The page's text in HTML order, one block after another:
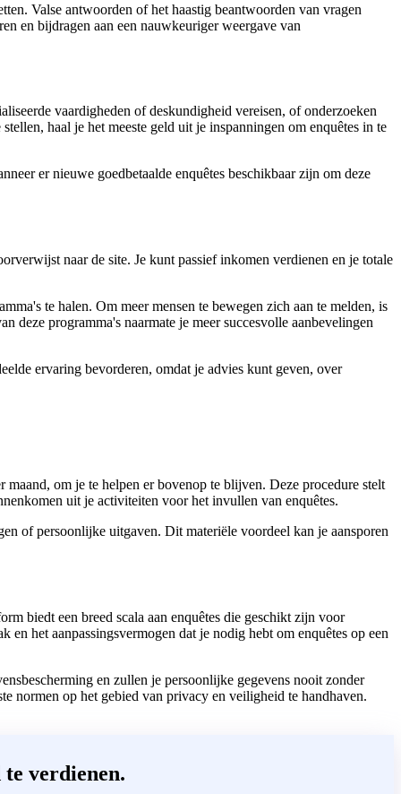
Valse antwoorden of het haastig beantwoorden van vragen
en bijdragen aan een nauwkeuriger weergave van
vaardigheden of deskundigheid vereisen, of onderzoeken
haal je het meeste geld uit je inspanningen om enquêtes in te
er nieuwe goedbetaalde enquêtes beschikbaar zijn om deze
naar de site. Je kunt passief inkomen verdienen en je totale
te halen. Om meer mensen te bewegen zich aan te melden, is
deze programma's naarmate je meer succesvolle aanbevelingen
ervaring bevorderen, omdat je advies kunt geven, over
om je te helpen er bovenop te blijven. Deze procedure stelt
uit je activiteiten voor het invullen van enquêtes.
of persoonlijke uitgaven. Dit materiële voordeel kan je aansporen
biedt een breed scala aan enquêtes die geschikt zijn voor
het aanpassingsvermogen dat je nodig hebt om enquêtes op een
en zullen je persoonlijke gegevens nooit zonder
normen op het gebied van privacy en veiligheid te handhaven.
verdienen.